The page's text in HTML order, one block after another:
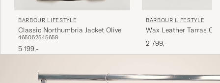
BARBOUR LIFESTYLE
Classic Northumbria Jacket Olive
465052545658
5 199,-
BARBOUR LIFESTYLE
Wax Leather Tarras
2 799,-